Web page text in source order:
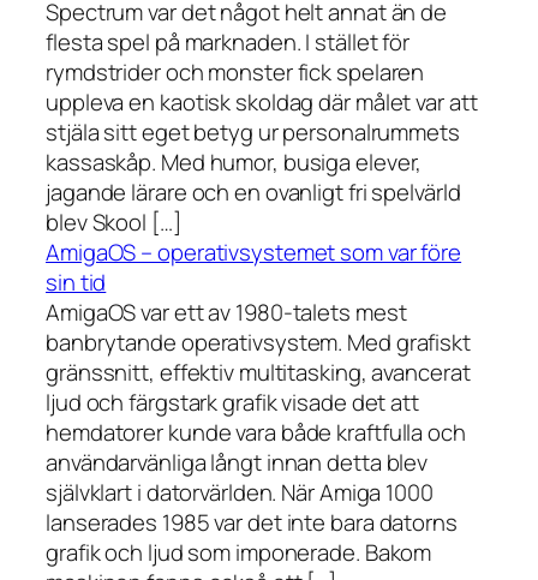
Spectrum var det något helt annat än de
flesta spel på marknaden. I stället för
rymdstrider och monster fick spelaren
uppleva en kaotisk skoldag där målet var att
stjäla sitt eget betyg ur personalrummets
kassaskåp. Med humor, busiga elever,
jagande lärare och en ovanligt fri spelvärld
blev Skool […]
AmigaOS – operativsystemet som var före
sin tid
AmigaOS var ett av 1980-talets mest
banbrytande operativsystem. Med grafiskt
gränssnitt, effektiv multitasking, avancerat
ljud och färgstark grafik visade det att
hemdatorer kunde vara både kraftfulla och
användarvänliga långt innan detta blev
självklart i datorvärlden. När Amiga 1000
lanserades 1985 var det inte bara datorns
grafik och ljud som imponerade. Bakom